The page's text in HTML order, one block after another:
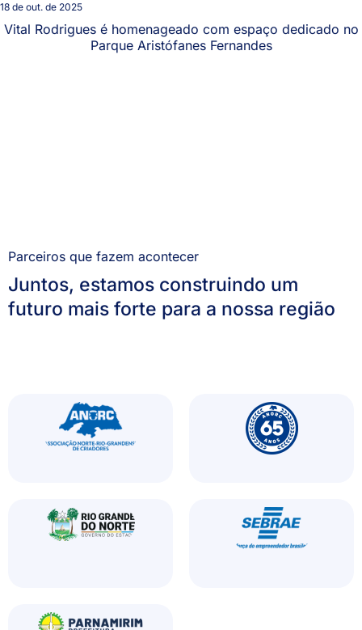
18 de out. de 2025
Vital Rodrigues é homenageado com espaço dedicado no
Parque Aristófanes Fernandes
Parceiros que fazem acontecer
Juntos, estamos construindo um
futuro mais forte para a nossa região